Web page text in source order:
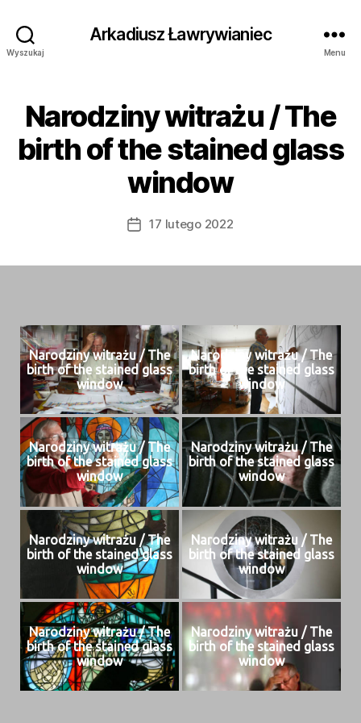
Wyszukaj
Arkadiusz Ławrywianiec
Menu
Narodziny witrażu / The
birth of the stained glass
window
Data17 lutego 2022
Nar­o­dziny witrażu / The
birth of the stained glass
window
Nar­o­dziny witrażu / The
birth of the stained glass
window
Nar­o­dziny witrażu / The
birth of the stained glass
window
Nar­o­dziny witrażu / The
birth of the stained glass
window
Nar­o­dziny witrażu / The
birth of the stained glass
window
Nar­o­dziny witrażu / The
birth of the stained glass
window
Nar­o­dziny witrażu / The
birth of the stained glass
window
Nar­o­dziny witrażu / The
birth of the stained glass
window